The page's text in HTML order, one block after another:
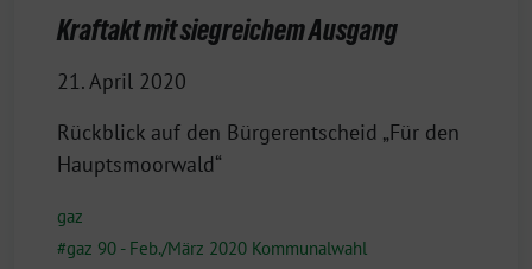
Kraftakt mit siegreichem Ausgang
21. April 2020
Rückblick auf den Bürgerentscheid „Für den
Hauptsmoorwald“
gaz
gaz 90 - Feb./März 2020 Kommunalwahl